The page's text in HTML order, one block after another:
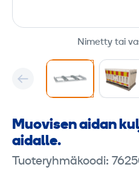
Nimetty tai
Muovisen aidan
aidalle.
Tuoteryhmäkoodi: